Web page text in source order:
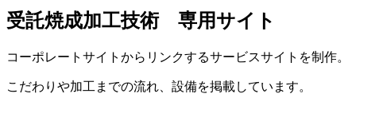
受託焼成加工技術 専用サイト
コーポレートサイトからリンクするサービスサイトを制作。
こだわりや加工までの流れ、設備を掲載しています。